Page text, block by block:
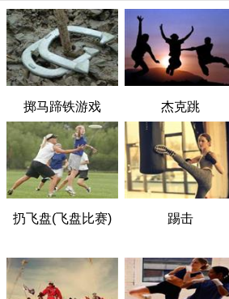
掷马蹄铁游戏 杰克跳
扔飞盘(飞盘比赛) 踢击